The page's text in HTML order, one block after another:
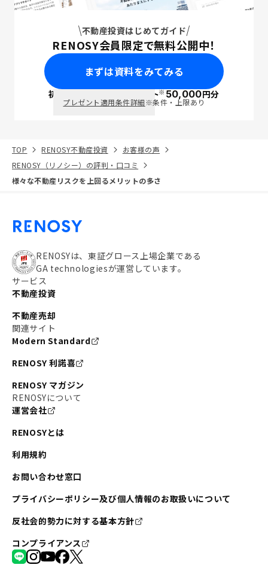
不動産投資はじめてガイド
RENOSY会員限定で無料公開中！
まずは資料をみてみる
初回面談で ポイント※50,000円分
プレゼント適用条件詳細※条件・上限あり
TOP RENOSY不動産投資
お客様の声
RENOSY（リノシー）の評判・口コミ
様々な不動産リスクを上回るメリットの多さ
RENOSYは、東証グロース上場企業である
GA technologiesが運営しています。
サービス
不動産投資
不動産売却
関連サイト
Modern Standard
RENOSY 利諾喜
RENOSY マガジン
RENOSYについて
運営会社
RENOSYとは
利用規約
お問い合わせ窓口
プライバシーポリシー及び個人情報のお取扱いについて
反社会的勢力に対する基本方針
コンプライアンス